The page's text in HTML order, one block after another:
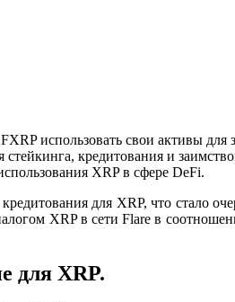
использовать свои активы
кредитования и
XRP в сфере DeFi.
для XRP, что стало
XRP в сети Flare в
для XRP.